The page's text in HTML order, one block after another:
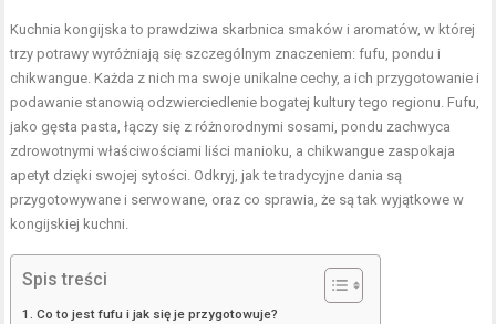
Kuchnia kongijska to prawdziwa skarbnica smaków i aromatów, w której
trzy potrawy wyróżniają się szczególnym znaczeniem: fufu, pondu i
chikwangue. Każda z nich ma swoje unikalne cechy, a ich przygotowanie i
podawanie stanowią odzwierciedlenie bogatej kultury tego regionu. Fufu,
jako gęsta pasta, łączy się z różnorodnymi sosami, pondu zachwyca
zdrowotnymi właściwościami liści manioku, a chikwangue zaspokaja
apetyt dzięki swojej sytości. Odkryj, jak te tradycyjne dania są
przygotowywane i serwowane, oraz co sprawia, że są tak wyjątkowe w
kongijskiej kuchni.
Spis treści
Co to jest fufu i jak się je przygotowuje?